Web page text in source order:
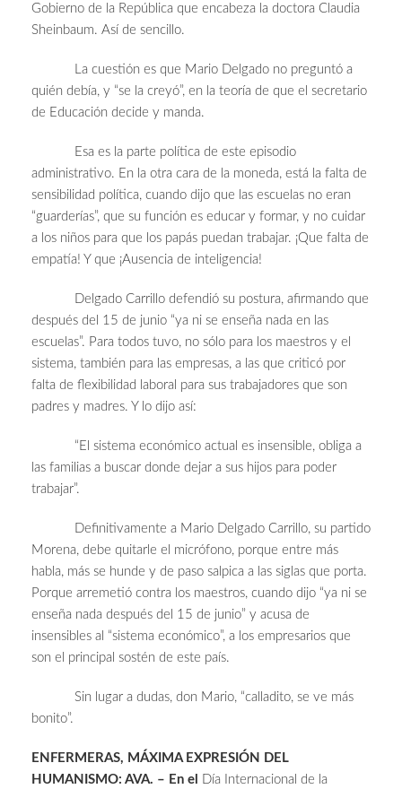
Gobierno de la República que encabeza la doctora Claudia
Sheinbaum. Así de sencillo.
La cuestión es que Mario Delgado no preguntó a
quién debía, y “se la creyó”, en la teoría de que el secretario
de Educación decide y manda.
Esa es la parte política de este episodio
administrativo. En la otra cara de la moneda, está la falta de
sensibilidad política, cuando dijo que las escuelas no eran
“guarderías”, que su función es educar y formar, y no cuidar
a los niños para que los papás puedan trabajar. ¡Que falta de
empatía! Y que ¡Ausencia de inteligencia!
Delgado Carrillo defendió su postura, afirmando que
después del 15 de junio “ya ni se enseña nada en las
escuelas”. Para todos tuvo, no sólo para los maestros y el
sistema, también para las empresas, a las que criticó por
falta de flexibilidad laboral para sus trabajadores que son
padres y madres. Y lo dijo así:
“El sistema económico actual es insensible, obliga a
las familias a buscar donde dejar a sus hijos para poder
trabajar”.
Definitivamente a Mario Delgado Carrillo, su partido
Morena, debe quitarle el micrófono, porque entre más
habla, más se hunde y de paso salpica a las siglas que porta.
Porque arremetió contra los maestros, cuando dijo “ya ni se
enseña nada después del 15 de junio” y acusa de
insensibles al “sistema económico”, a los empresarios que
son el principal sostén de este país.
Sin lugar a dudas, don Mario, “calladito, se ve más
bonito”.
ENFERMERAS, MÁXIMA EXPRESIÓN DEL
HUMANISMO: AVA. – En el
Día Internacional de la